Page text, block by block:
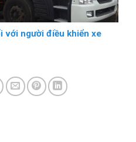
với người điều khiển xe